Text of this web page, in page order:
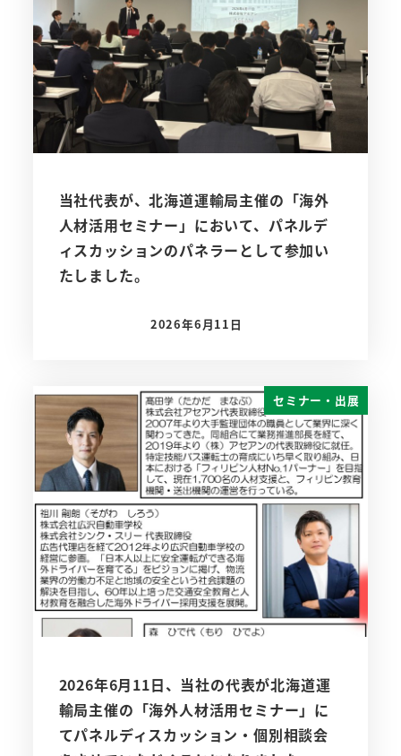
当社代表が、北海道運輸局主催の「海外
人材活用セミナー」において、パネルデ
ィスカッションのパネラーとして参加い
たしました。
投稿日
2026年6月11日
セミナー・出展
2026年6月11日、当社の代表が北海道運
輸局主催の「海外人材活用セミナー」に
てパネルディスカッション・個別相談会